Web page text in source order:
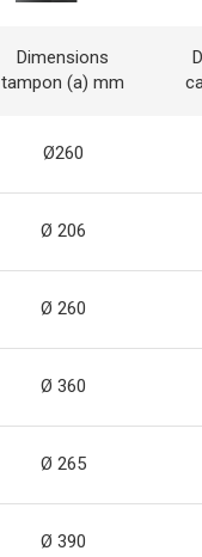
Dimensions
tampon (a) mm
Ø260
Ø 206
Ø 260
Ø 360
Ø 265
Ø 390